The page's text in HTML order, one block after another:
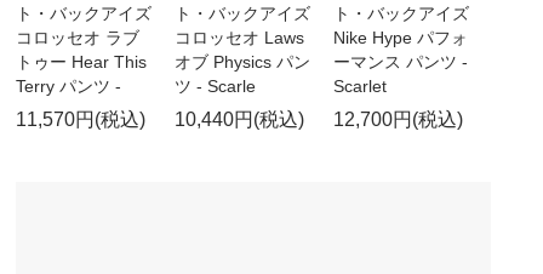
ト・バックアイズ
コロッセオ ラブ
トゥー Hear This
Terry パンツ -
11,570円(税込)
ト・バックアイズ
コロッセオ Laws
オブ Physics パン
ツ - Scarle
10,440円(税込)
ト・バックアイズ
Nike Hype パフォ
ーマンス パンツ -
Scarlet
12,700円(税込)